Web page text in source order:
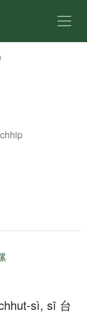
sì, sī 台